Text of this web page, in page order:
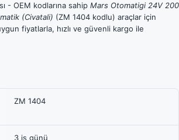
- OEM kodlarına sahip Mars Otomatigi 24V 200
(Civatali) (ZM 1404 kodlu) araçlar için
fiyatlarla, hızlı ve güvenli kargo ile
ZM 1404
3 iş günü